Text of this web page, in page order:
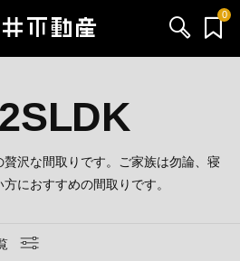
0
贅沢な間取りです。ご家族は勿論、寝
におすすめの間取りです。